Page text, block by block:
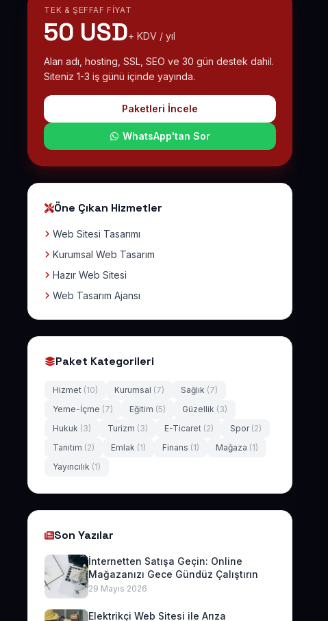
TEK & ŞEFFAF FIYAT
50 USD+ KDV / yıl
Alan adı, hosting, SSL, SEO ve 30 gün destek dahil.
Siteniz 1-3 iş günü içinde yayında.
Paketleri İncele
WhatsApp'tan Sor
Öne Çıkan Hizmetler
Web Sitesi Tasarımı
Kurumsal Web Tasarım
Hazır Web Sitesi
Web Tasarım Ajansı
Paket Kategorileri
Hizmet (10) Kurumsal (7) Sağlık (7)
Yeme-İçme (7) Eğitim (5) Güzellik (3)
Hukuk (3) Turizm (3) E-Ticaret (2) Spor (2)
Tanıtım (2) Emlak (1) Finans (1) Mağaza (1)
Yayıncılık (1)
Son Yazılar
İnternetten Satışa Geçin: Online
Mağazanızı Gece Gündüz Çalıştırın
29 Mayıs 2026
Elektrikçi Web Sitesi ile Arıza